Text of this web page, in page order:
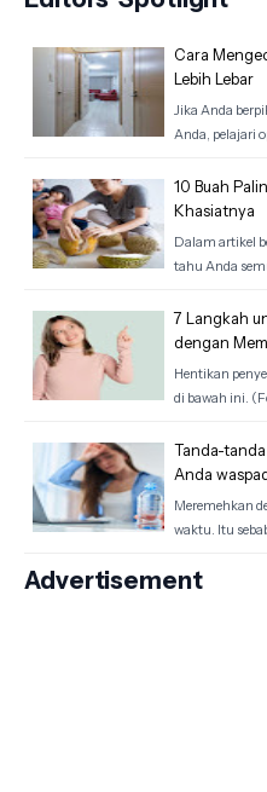
Cara
Lebih Lebar
Jika Anda
Anda, pelajari
10 Buah
Khasiatnya
Dalam artikel
tahu Anda
7 Langkah
dengan
Hentikan
di bawah ini.
Tanda-
Anda
Meremehkan
waktu. Itu
Advertisement